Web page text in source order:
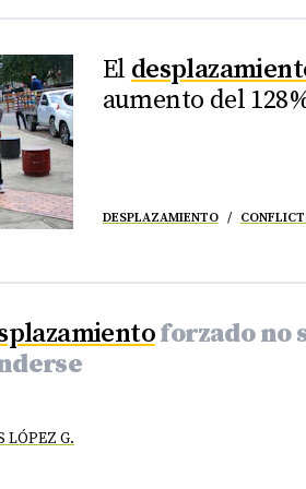
El
aumento del
DESPLAZAMIENTO
forzado no
LÓPEZ G.